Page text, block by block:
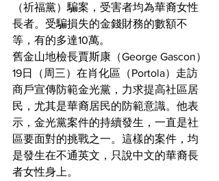
（祈福黨）騙案，受害者均為華裔女性
長者。受騙損失的金錢財務的數額不
等，有的多達10萬。
舊金山地檢長賈斯康（George Gascon）
19日（周三）在肖化區（Portola）走訪
商戶宣傳防範金光黨，力求提高社區居
民，尤其是華裔居民的防範意識。他表
示，金光黨案件的持續發生，一直是社
區要面對的挑戰之一。這樣的案件，均
是發生在不通英文，只說中文的華裔長
者女性身上。